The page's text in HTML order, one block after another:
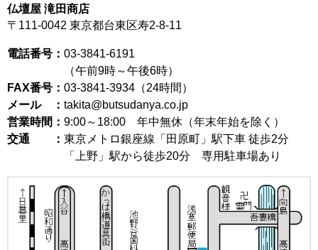
仏壇屋 滝田商店
〒111-0042 東京都台東区寿2-8-11
電話番号： 03-3841-6191
（午前9時～午後6時）
FAX番号： 03-3841-3934（24時間）
メール ： takita@butsudanya.co.jp
営業時間： 9:00～18:00 年中無休（年末年始を除く）
交通 ： 東京メトロ銀座線「田原町」駅下車 徒歩2分
「上野」駅から徒歩20分 専用駐車場あり